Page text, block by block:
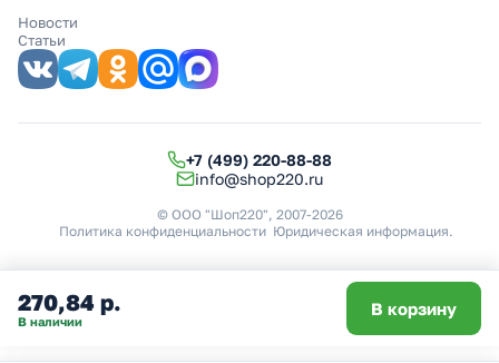
270,84 р.
В наличии
В корзину
Новости
Статьи
+7 (499) 220-88-88
info@shop220.ru
© ООО "Шоп220", 2007-2026
Политика конфиденциальности Юридическая информация.